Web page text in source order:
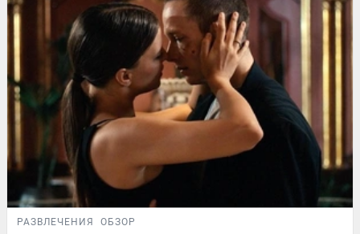
РАЗВЛЕЧЕНИЯ ОБЗОР